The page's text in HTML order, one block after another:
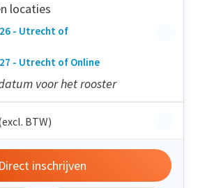
locaties
- Utrecht of
- Utrecht of Online
voor het rooster
BTW)
Direct inschrijven